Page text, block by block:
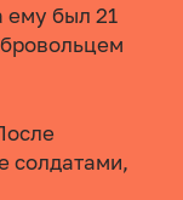
ему был 21
солдатами,